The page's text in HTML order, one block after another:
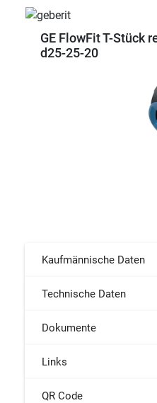
GE FlowFit T-Stück
d25-25-20
Kaufmännische Daten
Technische Daten
Dokumente
Links
QR Code